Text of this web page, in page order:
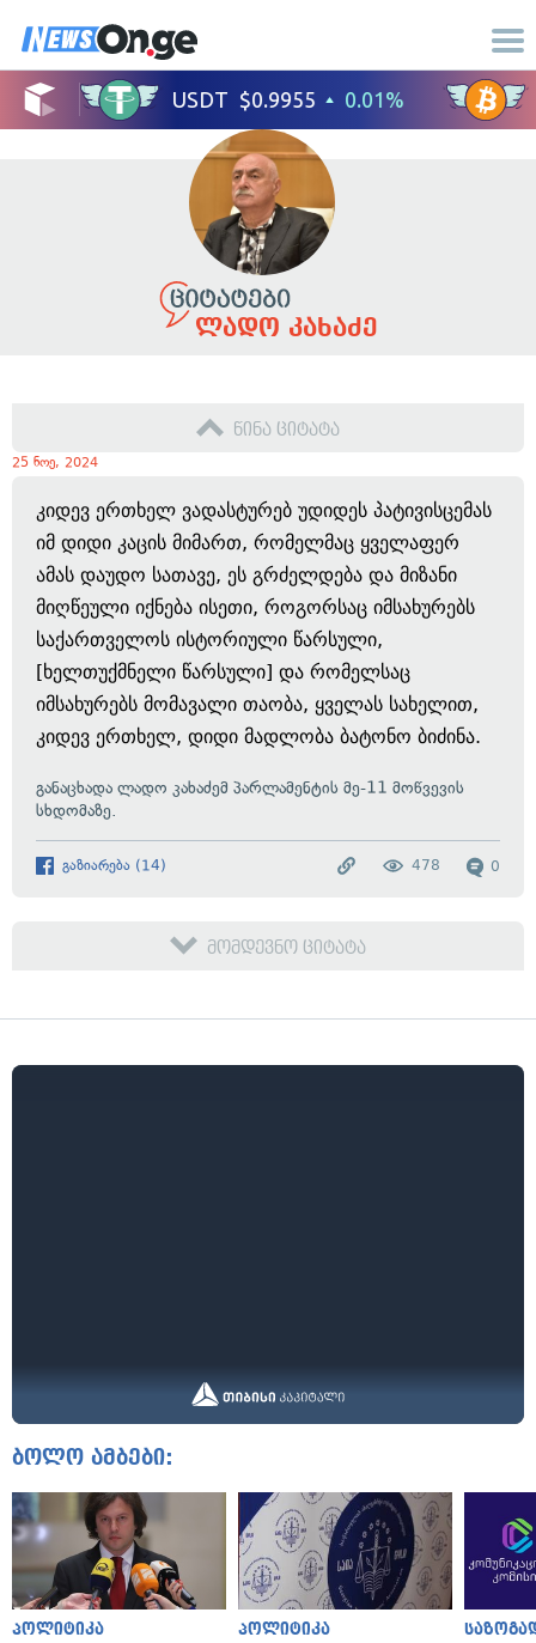
ლადო კახაძე
წინა ციტატა
25 ნოე, 2024
კიდევ ერთხელ ვადასტურებ უდიდეს პატივისცემას
იმ დიდი კაცის მიმართ, რომელმაც ყველაფერ
ამას დაუდო სათავე, ეს გრძელდება და მიზანი
მიღწეული იქნება ისეთი, როგორსაც იმსახურებს
საქართველოს ისტორიული წარსული,
[ხელთუქმნელი წარსული] და რომელსაც
იმსახურებს მომავალი თაობა, ყველას სახელით,
კიდევ ერთხელ, დიდი მადლობა ბატონო ბიძინა.
განაცხადა ლადო კახაძემ პარლამენტის მე-11 მოწვევის
სხდომაზე.
გაზიარება (14) 0
478
მომდევნო ციტატა
ბოლო ამბები:
პოლიტიკა პოლიტიკა